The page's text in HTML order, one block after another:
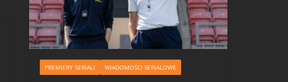
PREMIERY SERIALI WIADOMOŚCI SERIALOWE